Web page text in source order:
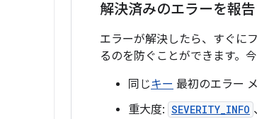
解決済みのエラーを報
エラーが解決したら、すぐに
るのを防ぐことができます。
同じキー 最初のエラー
重大度: SEVERITY_INFO